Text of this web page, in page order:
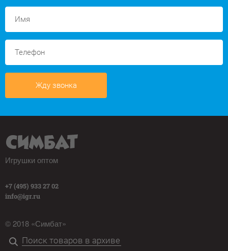
Жду звонка
Игрушки оптом
+7 (495) 933 27 02
info@igr.ru
© 2018 «Симбат»